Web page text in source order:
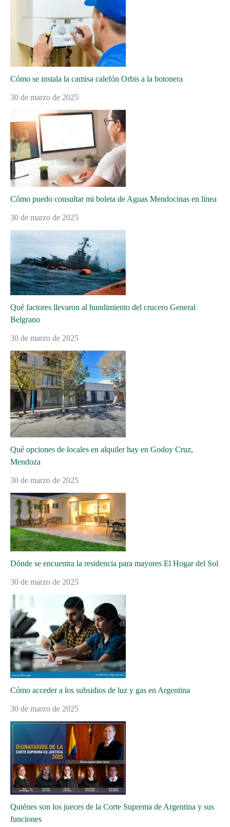
Cómo se instala la camisa calefón Orbis a la botonera
30 de marzo de 2025
Cómo puedo consultar mi boleta de Aguas Mendocinas en línea
30 de marzo de 2025
Qué factores llevaron al hundimiento del crucero General
Belgrano
30 de marzo de 2025
Qué opciones de locales en alquiler hay en Godoy Cruz,
Mendoza
30 de marzo de 2025
Dónde se encuentra la residencia para mayores El Hogar del Sol
30 de marzo de 2025
Cómo acceder a los subsidios de luz y gas en Argentina
30 de marzo de 2025
Quiénes son los jueces de la Corte Suprema de Argentina y sus
funciones